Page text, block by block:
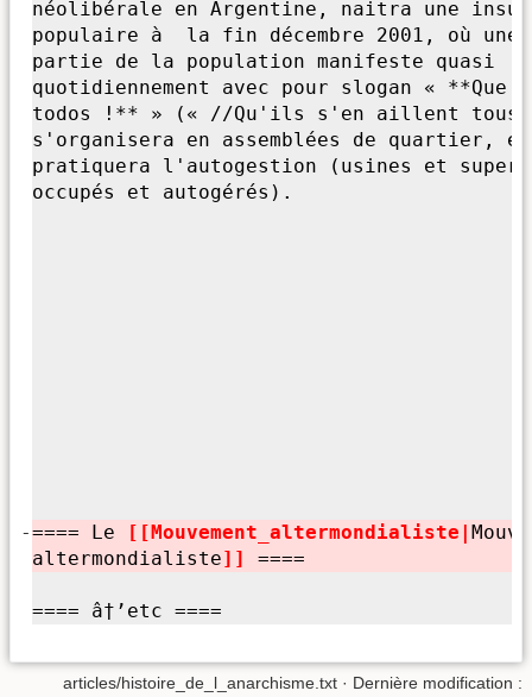
néolibérale en Argentine, naitra une
populaire à la fin décembre 2001, où une
partie de la population manifeste quasi
quotidiennement avec pour slogan « **Que
todos !** » (« //Qu' ils s'en aillent
s' organisera en assemblées de quartier, et
pratiquera l' autogestion (usines et
occupés et autogérés).
-==== Le [[Mouvement_altermondialiste|
altermondialiste]] ====
==== â†’etc ====
articles/histoire_de_l_anarchisme.txt · Dernière modification :